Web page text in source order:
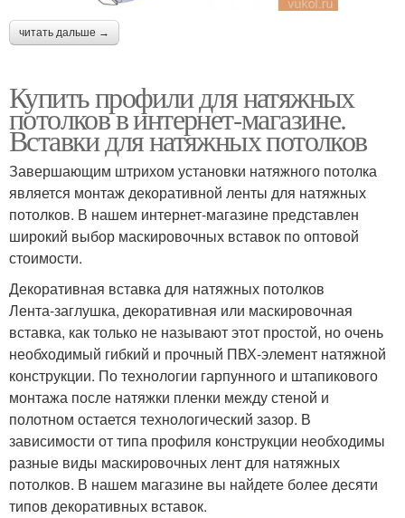
читать дальше →
Купить профили для натяжных
потолков в интернет-магазине.
Вставки для натяжных потолков
Завершающим штрихом установки натяжного потолка
является монтаж декоративной ленты для натяжных
потолков. В нашем интернет-магазине представлен
широкий выбор маскировочных вставок по оптовой
стоимости.
Декоративная вставка для натяжных потолков
Лента-заглушка, декоративная или маскировочная
вставка, как только не называют этот простой, но очень
необходимый гибкий и прочный ПВХ-элемент натяжной
конструкции. По технологии гарпунного и штапикового
монтажа после натяжки пленки между стеной и
полотном остается технологический зазор. В
зависимости от типа профиля конструкции необходимы
разные виды маскировочных лент для натяжных
потолков. В нашем магазине вы найдете более десяти
типов декоративных вставок.